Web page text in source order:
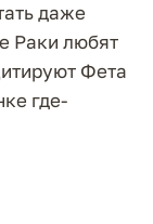
даже
Раки любят
Фета
где-